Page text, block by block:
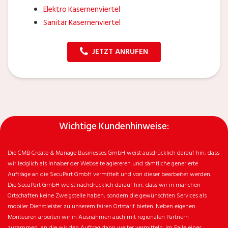
Elektro Kasernenviertel
Sanitär Kasernenviertel
JETZT ANRUFEN
Wichtige Kundenhinweise:
Die CMB Create & Manage Businesses GmbH weist ausdrücklich darauf hin, dass
wir ledglich als Inhaber der Webseite agiereren und sämtliche generierte
Aufträge an die SecuPart GmbH vermittelt und von dieser bearbeitet werden.
Die SecuPart GmbH weist nachdrücklich darauf hin, dass wir in manchen
Ortschaften keine Zweigstelle haben, sondern die gewünschten Services als
mobiler Dienstleister zu unserem fairen Ortstarif bieten. Neben eigenen
Monteuren arbeiten wir in Ausnahmen auch mit regionalen Partnern